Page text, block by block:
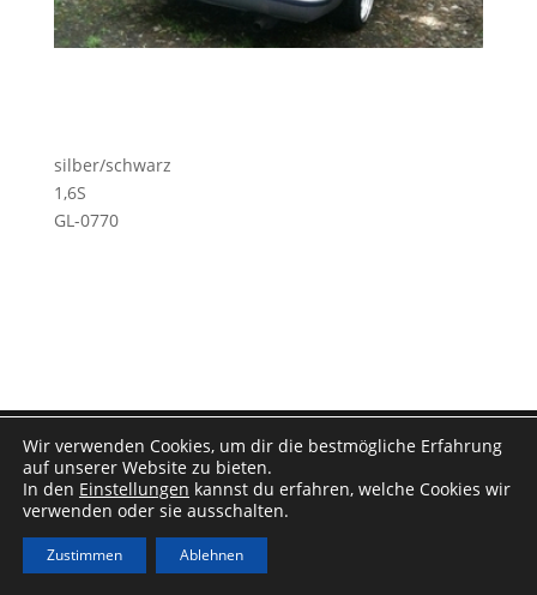
silber/schwarz
1,6S
GL-0770
Impressum|Datenschutz
Wir verwenden Cookies, um dir die bestmögliche Erfahrung
auf unserer Website zu bieten.
In den Einstellungen kannst du erfahren, welche Cookies wir
verwenden oder sie ausschalten.
Zustimmen Ablehnen